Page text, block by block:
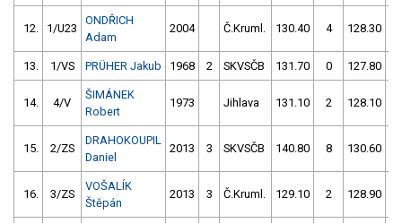
12. 1/U23
ONDŘICH
Adam
2004 Č.Kruml. 130.40 4 128.30
13. 1/VS PRÜHER Jakub 1968 2 SKVSČB 131.70 0 127.80
14. 4/V
ŠIMÁNEK
Robert
1973 Jihlava 131.10 2 128.10
15. 2/ZS
DRAHOKOUPIL
Daniel
2013 3 SKVSČB 140.80 8 130.60
16. 3/ZS
VOŠALÍK
Štěpán
2013 3 Č.Kruml. 129.10 2 128.90